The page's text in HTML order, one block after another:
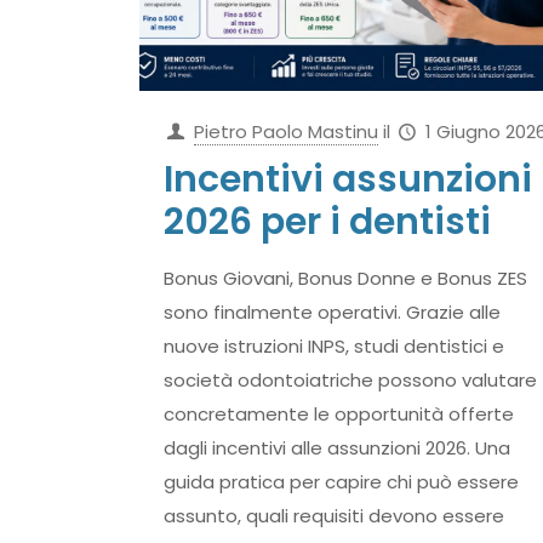
Pietro Paolo Mastinu il 1 Giugno
Incentivi assunzioni
2026 per i dentisti
Bonus Giovani, Bonus Donne e Bonus ZES
sono finalmente operativi. Grazie alle
nuove istruzioni INPS, studi dentistici e
società odontoiatriche possono valutare
concretamente le opportunità offerte
dagli incentivi alle assunzioni 2026. Una
guida pratica per capire chi può essere
assunto, quali requisiti devono essere